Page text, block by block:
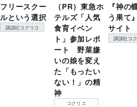
フリースクー
ルという選択
講談社コクリコ
（PR）東急ホ
テルズ「人気
食育イベン
ト」参加レポ
ート 野菜嫌
いの娘を変え
た「もったい
ない！」の精
神
コクリコ
『神の
う果て
サイト
講談社コ